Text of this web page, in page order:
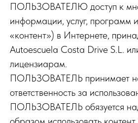
ПОЛЬЗОВАТЕЛЮ доступ к
информации, услуг, программ
«контент») в Интернете,
Autoescuela Costa Drive S.L.
лицензиарам.
ПОЛЬЗОВАТЕЛЬ принимает
ответственность за
ПОЛЬЗОВАТЕЛЬ обязуется